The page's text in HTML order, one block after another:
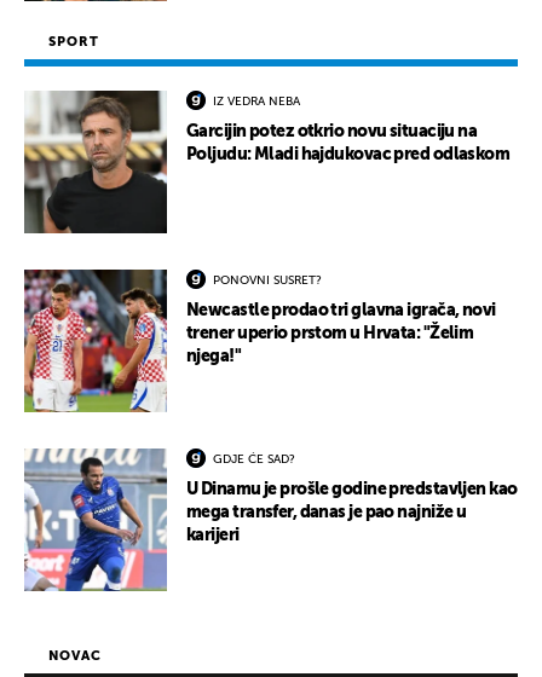
SPORT
IZ VEDRA NEBA
Garcijin potez otkrio novu situaciju na
Poljudu: Mladi hajdukovac pred odlaskom
PONOVNI SUSRET?
Newcastle prodao tri glavna igrača, novi
trener uperio prstom u Hrvata: "Želim
njega!"
GDJE ĆE SAD?
U Dinamu je prošle godine predstavljen kao
mega transfer, danas je pao najniže u
karijeri
NOVAC